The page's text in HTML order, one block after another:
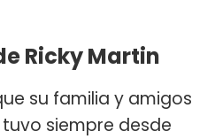
Ricky Martin
su familia y amigos
siempre desde